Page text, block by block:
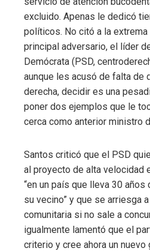
excluido. Apenas le dedicó
políticos. No citó a la extrema
principal adversario, el líder
Demócrata (PSD,
aunque les acusó de falta de
derecha, decidir es una
poner dos ejemplos que le
cerca como anterior ministro
Santos criticó que el PSD
al proyecto de alta velocidad
“en un país que lleva 30
su vecino” y que se arriesga
comunitaria si no sale a
igualmente lamentó que el
criterio y cree ahora un nuevo